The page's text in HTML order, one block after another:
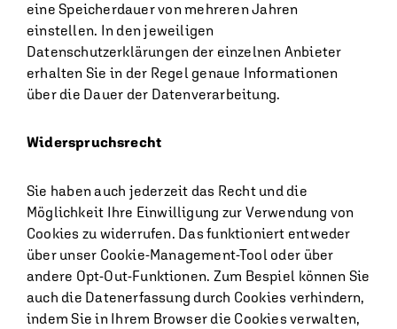
eine Speicherdauer von mehreren Jahren
einstellen. In den jeweiligen
Datenschutzerklärungen der einzelnen Anbieter
erhalten Sie in der Regel genaue Informationen
über die Dauer der Datenverarbeitung.
Widerspruchsrecht
Sie haben auch jederzeit das Recht und die
Möglichkeit Ihre Einwilligung zur Verwendung von
Cookies zu widerrufen. Das funktioniert entweder
über unser Cookie-Management-Tool oder über
andere Opt-Out-Funktionen. Zum Bespiel können Sie
auch die Datenerfassung durch Cookies verhindern,
indem Sie in Ihrem Browser die Cookies verwalten,